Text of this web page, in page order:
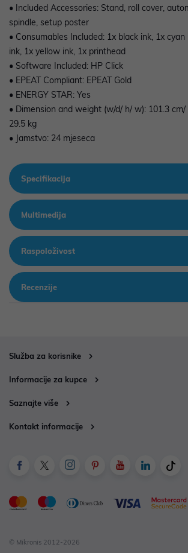
• Included Accessories: Stand, roll cover,
spindle, setup poster
• Consumables Included: 1x black ink, 1x
ink, 1x yellow ink, 1x printhead
• Software Included: HP Click
• EPEAT Compliant: EPEAT Gold
• ENERGY STAR: Yes
• Dimension and weight (w/d/ h/ w): 101.3
29.5 kg
• Jamstvo: 24 mjeseca
Specifikacija
Multimedija
Raspoloživost
Recenzije
Služba za korisnike
Informacije za kupce
Saznajte više
Kontakt informacije
© Mikronis 2012-2026